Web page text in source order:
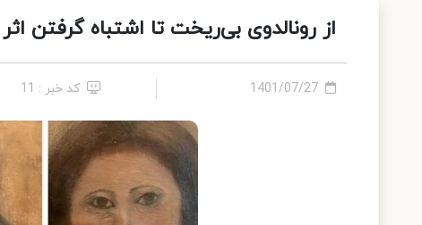
از رونالدوی بی‌ریخت تا اشتباه گرفتن اثر
1401/07/27 کد خبر : 11